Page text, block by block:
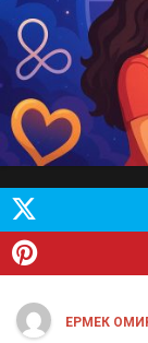
ЕРМЕК